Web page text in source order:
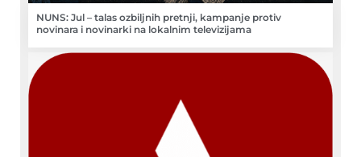
NUNS: Jul – talas ozbiljnih pretnji, kampanje protiv
novinara i novinarki na lokalnim televizijama